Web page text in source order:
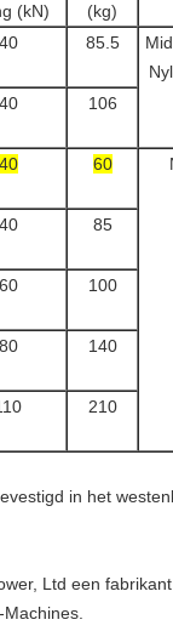
(kN)
(kg)
40 85.5
40 106
40 60
40 85
60 100
80 140
210
in het
Ltd een